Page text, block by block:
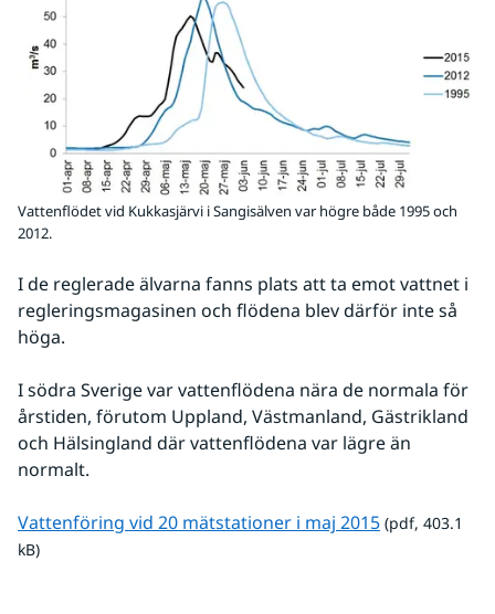
Vattenflödet vid Kukkasjärvi i Sangisälven var högre både 1995 och
2012.
I de reglerade älvarna fanns plats att ta emot vattnet i
regleringsmagasinen och flödena blev därför inte så
höga.
I södra Sverige var vattenflödena nära de normala för
årstiden, förutom Uppland, Västmanland, Gästrikland
och Hälsingland där vattenflödena var lägre än
normalt.
Vattenföring vid 20 mätstationer i maj 2015pdf, 403.1 kB.
(pdf, 403.1
kB)